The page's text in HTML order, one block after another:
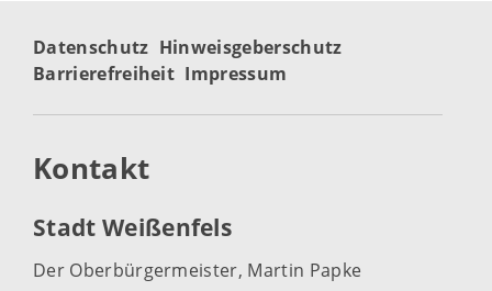
Datenschutz Hinweisgeberschutz
Barrierefreiheit Impressum
Kontakt
Stadt Weißenfels
Der Oberbürgermeister, Martin Papke